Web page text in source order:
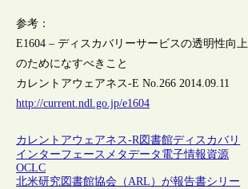
参考：
E1604 – ディスカバリーサービスの透明性向上
のためになすべきこと
カレントアウェアネス-E No.266 2014.09.11
http://current.ndl.go.jp/e1604
カレントアウェアネス-R図書館ディスカバリ
インターフェース メタデータ 電子情報資源
OCLC
北米研究図書館協会（ARL）が報告書シリー